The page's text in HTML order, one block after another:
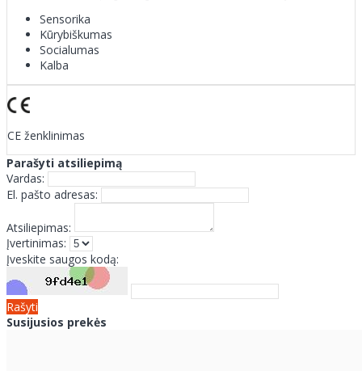
Sensorika
Kūrybiškumas
Socialumas
Kalba
CE ženklinimas
Parašyti atsiliepimą
Vardas:
El. pašto adresas:
Atsiliepimas:
Įvertinimas:
Įveskite saugos kodą:
Rašyti
Susijusios prekės